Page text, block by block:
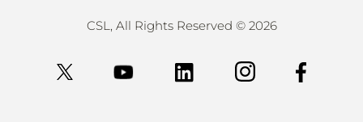
CSL, All Rights Reserved © 2026